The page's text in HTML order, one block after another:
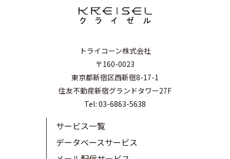
トライコーン株式会社
〒160-0023
東京都新宿区西新宿8-17-1
住友不動産新宿グランドタワー27F
Tel: 03-6863-5638
サービス一覧
データベースサービス